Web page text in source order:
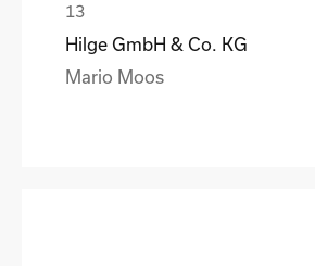
Hilge GmbH & Co. KG
Mario Moos